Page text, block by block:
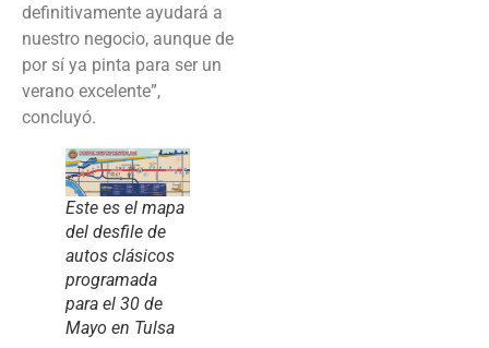
definitivamente ayudará a
nuestro negocio, aunque de
por sí ya pinta para ser un
verano excelente”,
concluyó.
Este es el mapa
del desfile de
autos clásicos
programada
para el 30 de
Mayo en Tulsa